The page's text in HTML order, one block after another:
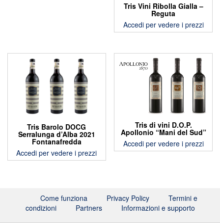
Tris Vini Ribolla Gialla –
Reguta
Accedi per vedere i prezzi
Tris Barolo DOCG
Serralunga d’Alba 2021
Fontanafredda
Accedi per vedere i prezzi
Tris di vini D.O.P.
Apollonio “Mani del Sud”
Accedi per vedere i prezzi
Come funziona Privacy Policy
Termini e
condizioni
Partners Informazioni e supporto